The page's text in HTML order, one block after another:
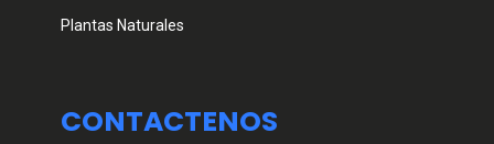
Plantas Naturales
CONTACTENOS